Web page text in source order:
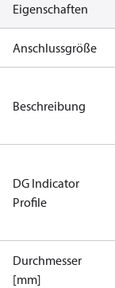
Eigenschaften
Anschlussgröße
Beschreibung
DG Indicator
Profile
Durchmesser
[mm]